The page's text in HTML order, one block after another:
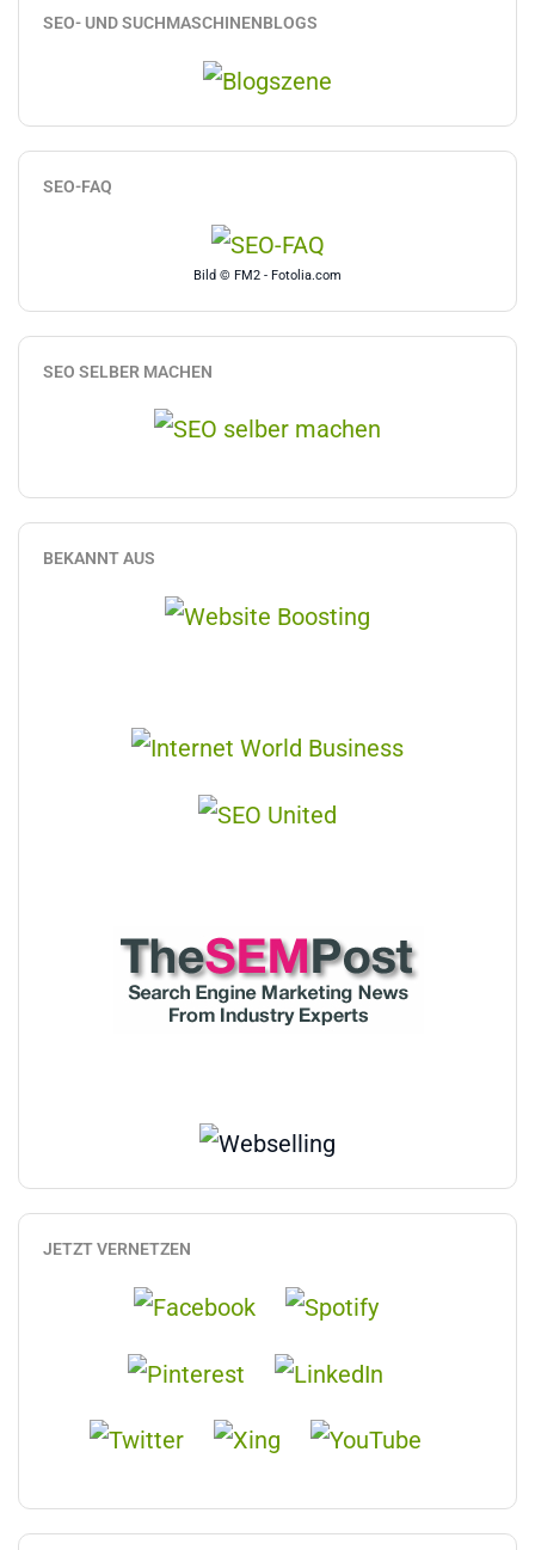
SEO- UND SUCHMASCHINENBLOGS
SEO-FAQ
Bild © FM2 - Fotolia.com
SEO SELBER MACHEN
BEKANNT AUS
JETZT VERNETZEN